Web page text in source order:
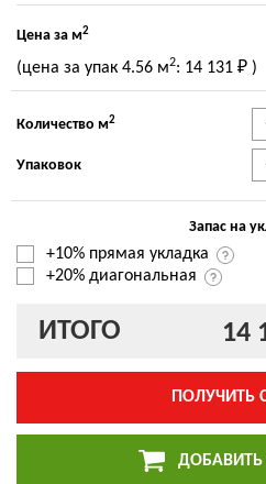
Цена за м2
(цена за упак 4.56 м2: 14 131 ₽ )
Количество м2
Упаковок
Запас на
+10% прямая укладка
+20% диагональная
ИТОГО 14
ПОЛУЧИТЬ
ДОБАВИТЬ